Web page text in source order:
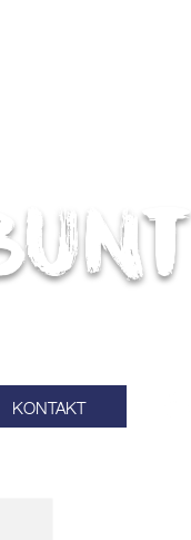
KONTAKT